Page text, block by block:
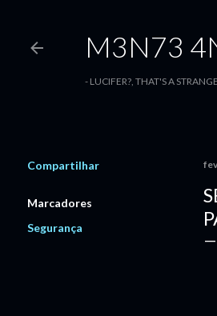
M3N73
- LUCIFER?, THAT'S A
Compartilhar
Marcadores
Segurança